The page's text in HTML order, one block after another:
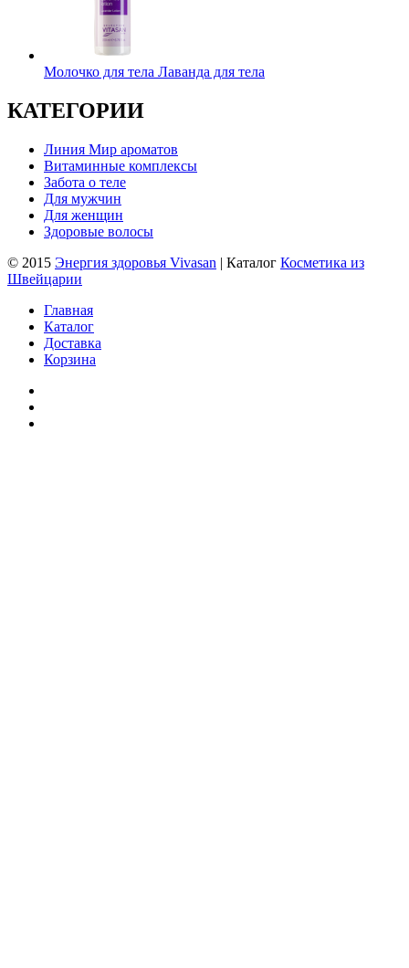
Молочко для тела Лаванда для тела
КАТЕГОРИИ
Линия Мир ароматов
Витаминные комплексы
Забота о теле
Для мужчин
Для женщин
Здоровые волосы
© 2015 Энергия здоровья Vivasan | Каталог Косметика из
Швейцарии
Главная
Каталог
Доставка
Корзина